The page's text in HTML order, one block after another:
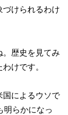
づけられるわけ
。歴史を見てみ
けです。
国によるウソで
明らかになっ